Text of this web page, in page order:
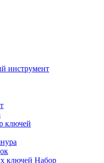
инструмент
ключей
Набор